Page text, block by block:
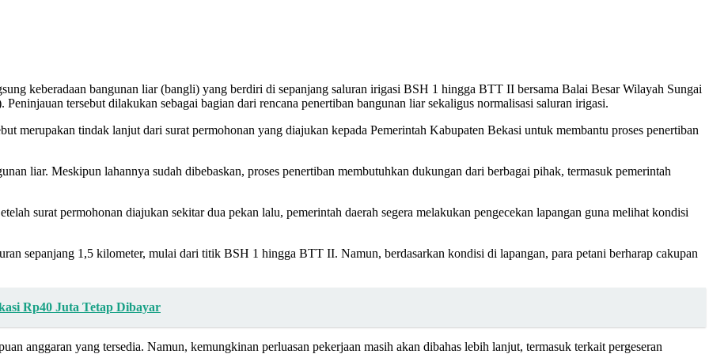
keberadaan bangunan liar (bangli) yang berdiri di sepanjang saluran irigasi BSH 1 hingga BTT II bersama Balai Besar Wilayah Sungai
tersebut dilakukan sebagai bagian dari rencana penertiban bangunan liar sekaligus normalisasi saluran irigasi.
merupakan tindak lanjut dari surat permohonan yang diajukan kepada Pemerintah Kabupaten Bekasi untuk membantu proses penertiban
liar. Meskipun lahannya sudah dibebaskan, proses penertiban membutuhkan dukungan dari berbagai pihak, termasuk pemerintah
surat permohonan diajukan sekitar dua pekan lalu, pemerintah daerah segera melakukan pengecekan lapangan guna melihat kondisi
sepanjang 1,5 kilometer, mulai dari titik BSH 1 hingga BTT II. Namun, berdasarkan kondisi di lapangan, para petani berharap cakupan
Rp40 Juta Tetap Dibayar
anggaran yang tersedia. Namun, kemungkinan perluasan pekerjaan masih akan dibahas lebih lanjut, termasuk terkait pergeseran